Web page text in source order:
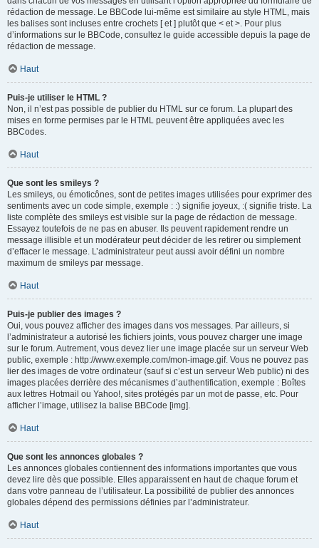
rédaction de message. Le BBCode lui-même est similaire au style HTML, mais
les balises sont incluses entre crochets [ et ] plutôt que < et >. Pour plus
d’informations sur le BBCode, consultez le guide accessible depuis la page de
rédaction de message.
Haut
Puis-je utiliser le HTML ?
Non, il n’est pas possible de publier du HTML sur ce forum. La plupart des
mises en forme permises par le HTML peuvent être appliquées avec les
BBCodes.
Haut
Que sont les smileys ?
Les smileys, ou émoticônes, sont de petites images utilisées pour exprimer des
sentiments avec un code simple, exemple : :) signifie joyeux, :( signifie triste. La
liste complète des smileys est visible sur la page de rédaction de message.
Essayez toutefois de ne pas en abuser. Ils peuvent rapidement rendre un
message illisible et un modérateur peut décider de les retirer ou simplement
d’effacer le message. L’administrateur peut aussi avoir défini un nombre
maximum de smileys par message.
Haut
Puis-je publier des images ?
Oui, vous pouvez afficher des images dans vos messages. Par ailleurs, si
l’administrateur a autorisé les fichiers joints, vous pouvez charger une image
sur le forum. Autrement, vous devez lier une image placée sur un serveur Web
public, exemple : http://www.exemple.com/mon-image.gif. Vous ne pouvez pas
lier des images de votre ordinateur (sauf si c’est un serveur Web public) ni des
images placées derrière des mécanismes d’authentification, exemple : Boîtes
aux lettres Hotmail ou Yahoo!, sites protégés par un mot de passe, etc. Pour
afficher l’image, utilisez la balise BBCode [img].
Haut
Que sont les annonces globales ?
Les annonces globales contiennent des informations importantes que vous
devez lire dès que possible. Elles apparaissent en haut de chaque forum et
dans votre panneau de l’utilisateur. La possibilité de publier des annonces
globales dépend des permissions définies par l’administrateur.
Haut